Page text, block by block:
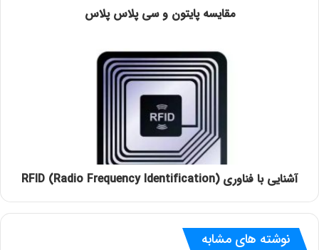
مقایسه پایتون و سی پلاس پلاس
آشنایی با ‌‌‌فناوری RFID (Radio Frequency Identification)
نوشته های مشابه